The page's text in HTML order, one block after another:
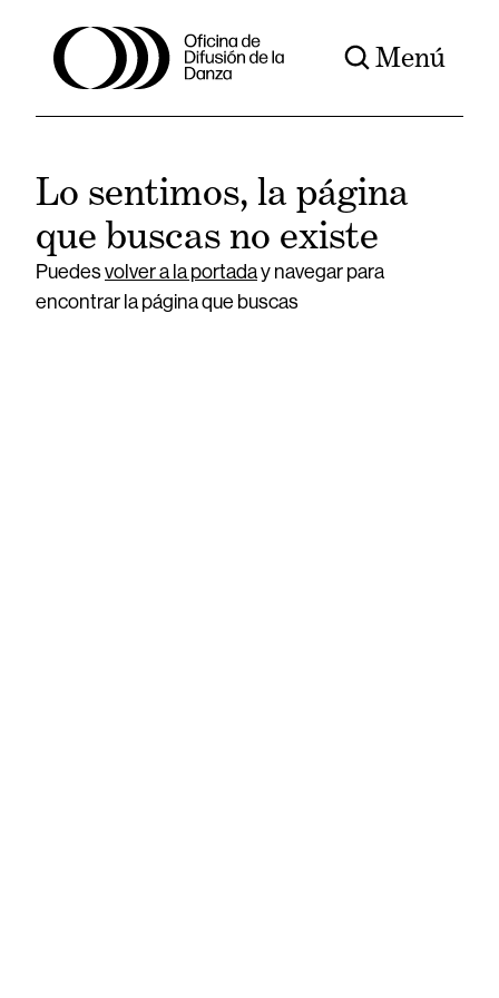
Menú
Lo sentimos, la página
que buscas no existe
Puedesvolver a la portaday navegar para
encontrar la página que buscas